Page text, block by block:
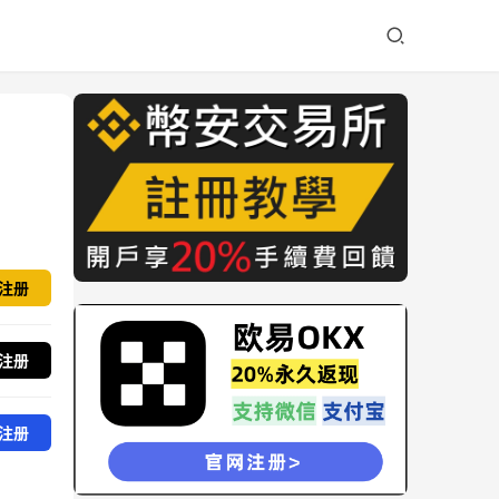
册
册
册